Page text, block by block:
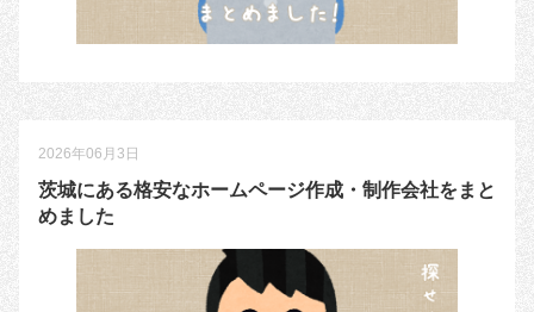
2026年06月3日
茨城にある格安なホームページ作成・制作会社をまと
めました